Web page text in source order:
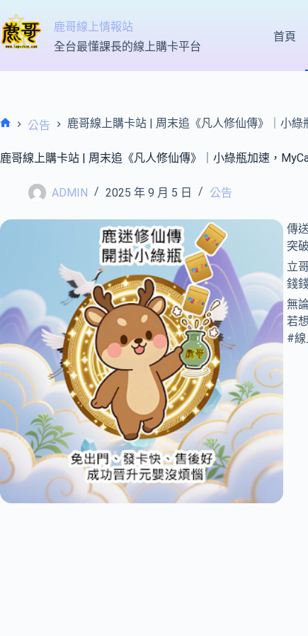
至
主
鹿哥線上情報站
全台最懂課長的線上購卡平台
首頁
頁
公告 鹿哥線上購卡站 | 周末追《凡人修仙傳》｜小綠
鹿哥線上購卡站 | 周末追《凡人修仙傳》｜小綠瓶加速，
ADMIN 2025 年 9 月 5 日 公告
傳
突
立
錢
無
若
#線